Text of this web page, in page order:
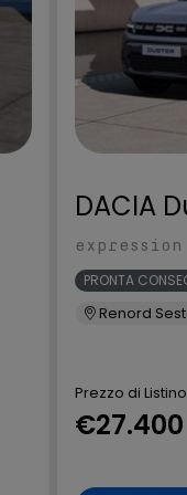
integrati
retrovisori esterni
Alertness
(Avvio motore +
DACIA
PRONTA
Renord
Prezzo di Listino
€27.400